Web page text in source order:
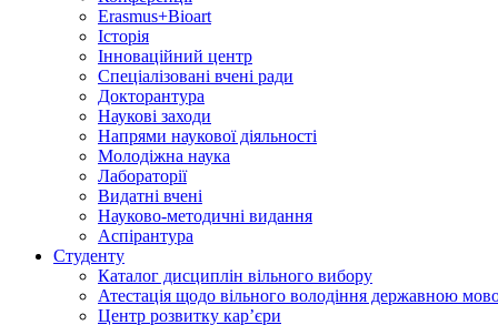
Erasmus+Bioart
Історія
Інноваційний центр
Спеціалізовані вчені ради
Докторантура
Наукові заходи
Напрями наукової діяльності
Молодіжна наука
Лабораторії
Видатні вчені
Науково-методичні видання
Аспірантура
Студенту
Каталог дисциплін вільного вибору
Атестація щодо вільного володіння державною
Центр розвитку кар’єри